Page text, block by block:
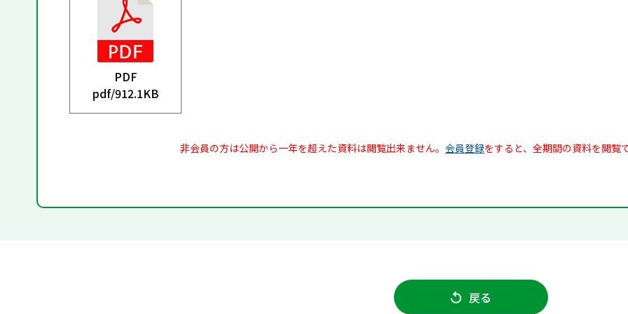
PDF
pdf/912.1KB
非会員の方は公開から一年を超えた資料は閲覧出来ません。 会員登録をすると、全期間の資料を閲覧
戻る